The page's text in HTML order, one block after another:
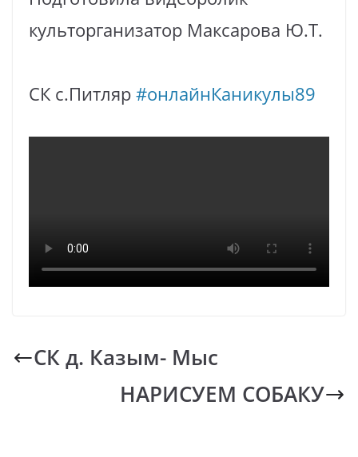
культорганизатор Максарова Ю.Т.
СК с.Питляр#онлайнКаникулы89
СК д. Казым- Мыс
НАРИСУЕМ СОБАКУ